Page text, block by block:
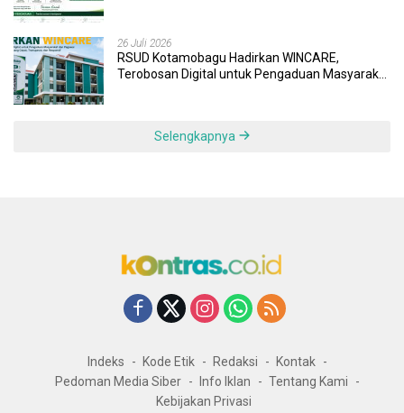
26 Juli 2026
RSUD Kotamobagu Hadirkan WINCARE,
Terobosan Digital untuk Pengaduan Masyarakat
Selengkapnya
Indeks Kode Etik Redaksi
Kontak
Pedoman Media Siber
Info Iklan
Tentang Kami
Kebijakan Privasi